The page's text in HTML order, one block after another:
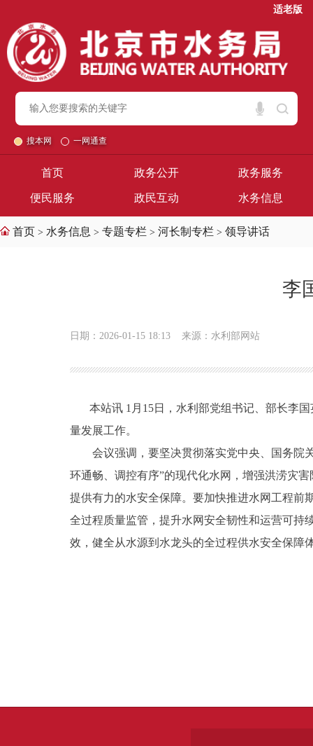
适老版
搜本网 一网通查
首页 政务公开 政务服务
便民服务 政民互动 水务信息
首页 > 水务信息 > 专题专栏 > 河长制专栏 > 领导讲话
李
日期：2026-01-15 18:13 来源：水利部网站
本站讯 1月15日，水利部党组书记、部长李国
量发展工作。
会议强调，要坚决贯彻落实党中央、国务院关
环通畅、调控有序”的现代化水网，增强洪涝灾
提供有力的水安全保障。要加快推进水网工程前
全过程质量监管，提升水网安全韧性和运营可持
效，健全从水源到水龙头的全过程供水安全保障